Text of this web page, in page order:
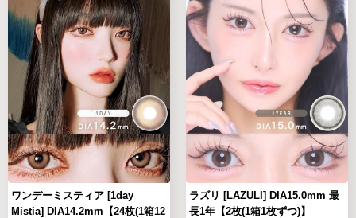
ワンデーミスティア [1day
Mistia] DIA14.2mm【24枚(1箱12
ラズリ [LAZULI] DIA15.0mm 最
長1年【2枚(1箱1枚ずつ)】